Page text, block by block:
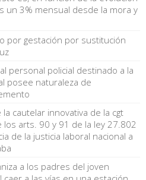
un 3% mensual desde la mora y
por gestación por sustitución
personal policial destinado a la
posee naturaleza de
cautelar innovativa de la cgt
arts. 90 y 91 de la ley 27.802
de la justicia laboral nacional a
a los padres del joven